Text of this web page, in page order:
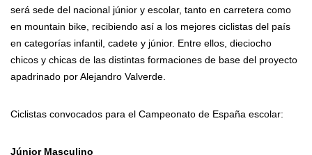
será sede del nacional júnior y escolar, tanto en carretera como
en mountain bike, recibiendo así a los mejores ciclistas del país
en categorías infantil, cadete y júnior. Entre ellos, dieciocho
chicos y chicas de las distintas formaciones de base del proyecto
apadrinado por Alejandro Valverde.
Ciclistas convocados para el Campeonato de España escolar:
Júnior Masculino